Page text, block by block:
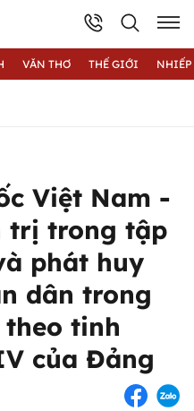
VĂN THƠ THẾ GIỚI
Việt Nam -
trị trong tập
phát huy
dân trong
tinh
của Đảng